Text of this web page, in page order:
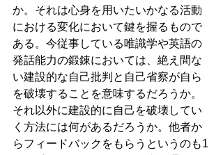
か。それは心身を用いたいかなる活動
における変化において鍵を握るもので
ある。今従事している唯識学や英語の
発話能力の鍛錬においては、絶え間な
い建設的な自己批判と自己省察が自ら
を破壊することを意味するだろうか。
それ以外に建設的に自己を破壊してい
く方法には何があるだろうか。他者か
らフィードバックをもらうというのも1